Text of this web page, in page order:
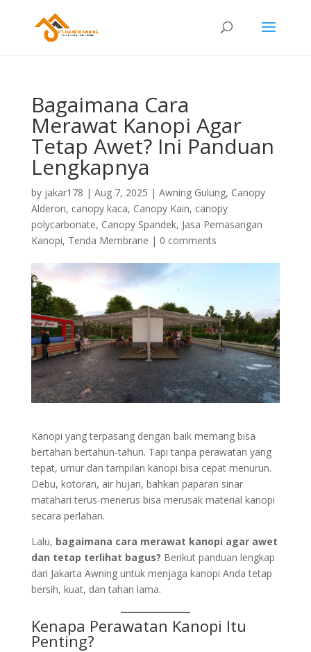
Bagaimana Cara
Merawat Kanopi Agar
Tetap Awet? Ini Panduan
Lengkapnya
by jakar178 | Aug 7, 2025 | Awning Gulung, Canopy
Alderon, canopy kaca, Canopy Kain, canopy
polycarbonate, Canopy Spandek, Jasa Pemasangan
Kanopi, Tenda Membrane | 0 comments
Kanopi yang terpasang dengan baik memang bisa
bertahan bertahun-tahun. Tapi tanpa perawatan yang
tepat, umur dan tampilan kanopi bisa cepat menurun.
Debu, kotoran, air hujan, bahkan paparan sinar
matahari terus-menerus bisa merusak material kanopi
secara perlahan.
Lalu, bagaimana cara merawat kanopi agar awet
dan tetap terlihat bagus? Berikut panduan lengkap
dari Jakarta Awning untuk menjaga kanopi Anda tetap
bersih, kuat, dan tahan lama.
Kenapa Perawatan Kanopi Itu
Penting?